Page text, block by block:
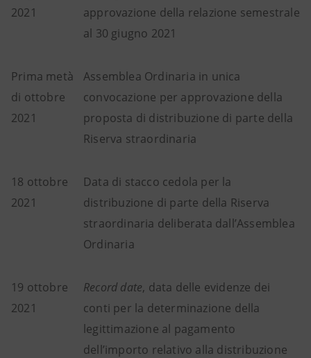
2021
approvazione della relazione semestrale
al 30 giugno 2021
Prima metà
di ottobre
2021
Assemblea Ordinaria in unica
convocazione per approvazione della
proposta di distribuzione di parte della
Riserva straordinaria
18 ottobre
2021
Data di stacco cedola per la
distribuzione di parte della Riserva
straordinaria deliberata dall’Assemblea
Ordinaria
19 ottobre
2021
Record date, data delle evidenze dei
conti per la determinazione della
legittimazione al pagamento
dell’importo relativo alla distribuzione